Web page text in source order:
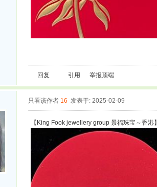
回复 引用 举报顶端
只看该作者 16 发表于: 2025-02-09
【King Fook jewellery group 景福珠宝～香港